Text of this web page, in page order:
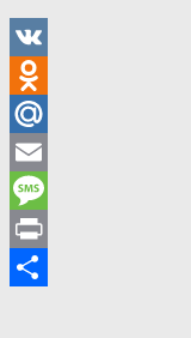
VK
Odnoklassniki
Mail.Ru
Email
Message
Print